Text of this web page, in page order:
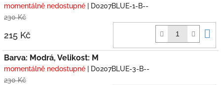
momentálně nedostupné
| D0207BLUE-1-B--
230 Kč
215 Kč
Barva: Modrá, Velikost: M
momentálně nedostupné
| D0207BLUE-3-B--
230 Kč